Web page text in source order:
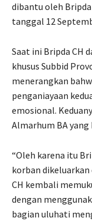
dibantu oleh
tanggal 12
Saat ini Bripda CH
khusus Subbid
menerangkan
penganiayaan
emosional.
Almarhum BA
“Oleh karena itu
korban dikeluarkan
CH kembali
dengan
bagian uluhati